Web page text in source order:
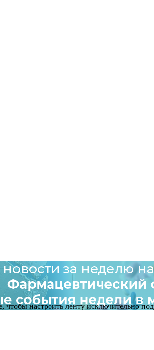
чтобы настроить ленту исключительно под